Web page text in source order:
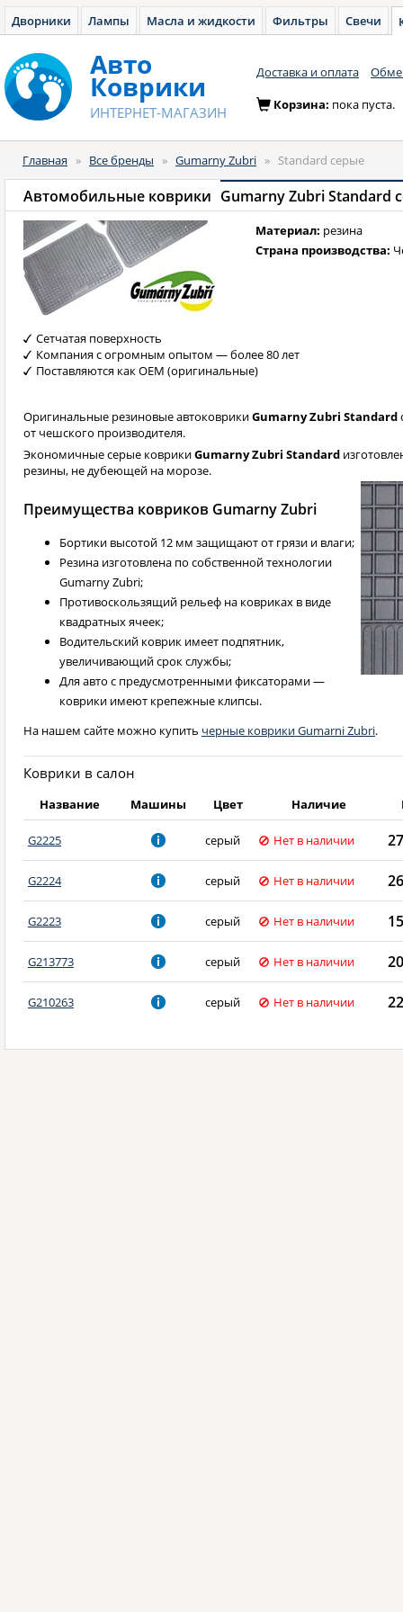
Дворники Лампы Масла и жидкости Фильтры Свечи
Авто
Коврики
ИНТЕРНЕТ-МАГАЗИН
Доставка и оплата
Корзина: пока пуста.
Главная » Все бренды » Gumarny Zubri » Standard серые
Автомобильные коврики Gumarny Zubri Standard
Материал: резина
Страна производства:
Сетчатая поверхность
Компания с огромным опытом — более 80 лет
Поставляются как OEM (оригинальные)
Оригинальные резиновые автоковрикиGumarny Zubri Standard
от чешского производителя.
Экономичные серые коврикиGumarny Zubri Standard
резины, не дубеющей на морозе.
Преимущества ковриков Gumarny Zubri
Бортики высотой 12 мм защищают от грязи и влаги;
Резина изготовлена по собственной технологии
Gumarny Zubri;
Противоскользящий рельеф на ковриках в виде
квадратных ячеек;
Водительский коврик имеет подпятник,
увеличивающий срок службы;
Для авто с предусмотренными фиксаторами —
коврики имеют крепежные клипсы.
На нашем сайте можно купить черные коврики Gumarni Zubri.
Коврики в салон
Название Машины Цвет Наличие
G2225 серый Нет в наличии
G2224 серый Нет в наличии
G2223 серый Нет в наличии
G213773 серый Нет в наличии
G210263 серый Нет в наличии